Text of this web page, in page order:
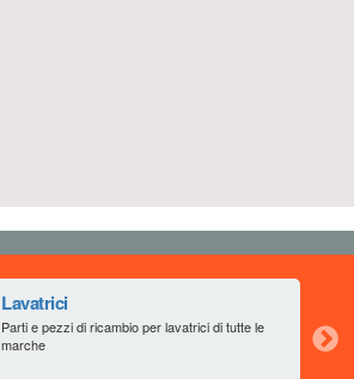
Lavatrici
Parti e pezzi di ricambio per lavatrici di tutte le
marche